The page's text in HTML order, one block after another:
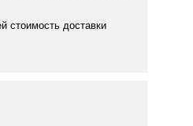
стоимость доставки